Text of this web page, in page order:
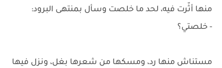
منها أثّرت فيه، لحد ما خلصت وسأل بمنتهى البرود:
- خلصتي؟
مستناش منها رد، ومسكها من شعرها بغل، ونزل فيها